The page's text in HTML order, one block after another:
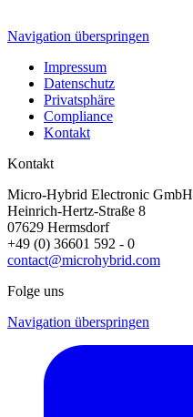
Navigation überspringen
Impressum
Datenschutz
Privatsphäre
Compliance
Kontakt
Kontakt
Micro-Hybrid Electronic GmbH
Heinrich-Hertz-Straße 8
07629 Hermsdorf
+49 (0) 36601 592 - 0
contact@microhybrid.com
Folge uns
Navigation überspringen